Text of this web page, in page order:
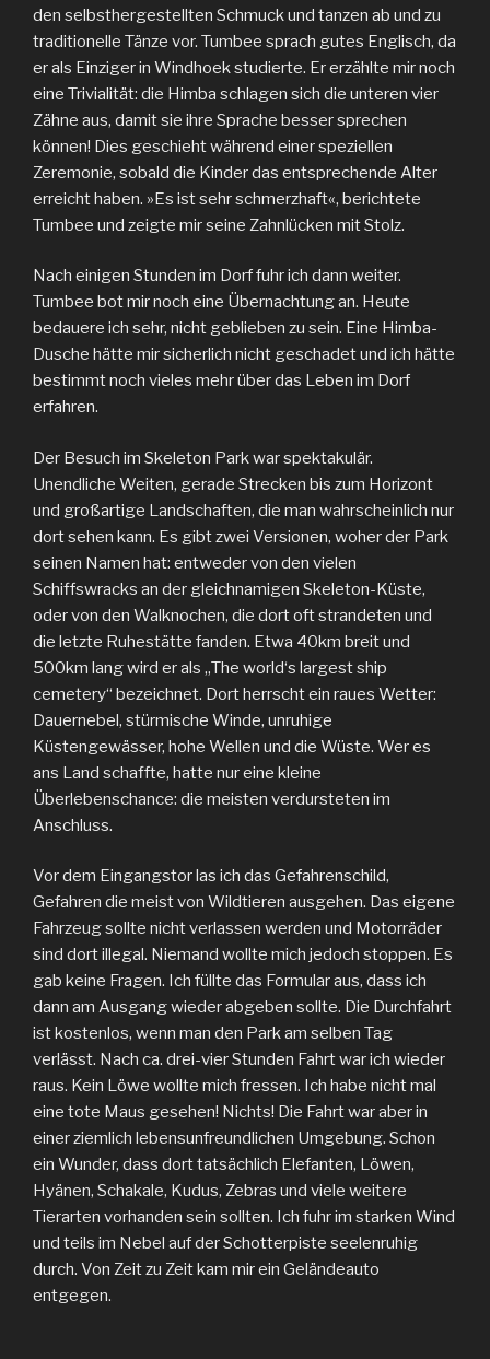
den selbsthergestellten Schmuck und tanzen ab und zu
traditionelle Tänze vor. Tumbee sprach gutes Englisch, da
er als Einziger in Windhoek studierte. Er erzählte mir noch
eine Trivialität: die Himba schlagen sich die unteren vier
Zähne aus, damit sie ihre Sprache besser sprechen
können! Dies geschieht während einer speziellen
Zeremonie, sobald die Kinder das entsprechende Alter
erreicht haben. »Es ist sehr schmerzhaft«, berichtete
Tumbee und zeigte mir seine Zahnlücken mit Stolz.
Nach einigen Stunden im Dorf fuhr ich dann weiter.
Tumbee bot mir noch eine Übernachtung an. Heute
bedauere ich sehr, nicht geblieben zu sein. Eine Himba-
Dusche hätte mir sicherlich nicht geschadet und ich hätte
bestimmt noch vieles mehr über das Leben im Dorf
erfahren.
Der Besuch im Skeleton Park war spektakulär.
Unendliche Weiten, gerade Strecken bis zum Horizont
und großartige Landschaften, die man wahrscheinlich nur
dort sehen kann. Es gibt zwei Versionen, woher der Park
seinen Namen hat: entweder von den vielen
Schiffswracks an der gleichnamigen Skeleton-Küste,
oder von den Walknochen, die dort oft strandeten und
die letzte Ruhestätte fanden. Etwa 40km breit und
500km lang wird er als „The world‘s largest ship
cemetery“ bezeichnet. Dort herrscht ein raues Wetter:
Dauernebel, stürmische Winde, unruhige
Küstengewässer, hohe Wellen und die Wüste. Wer es
ans Land schaffte, hatte nur eine kleine
Überlebenschance: die meisten verdursteten im
Anschluss.
Vor dem Eingangstor las ich das Gefahrenschild,
Gefahren die meist von Wildtieren ausgehen. Das eigene
Fahrzeug sollte nicht verlassen werden und Motorräder
sind dort illegal. Niemand wollte mich jedoch stoppen. Es
gab keine Fragen. Ich füllte das Formular aus, dass ich
dann am Ausgang wieder abgeben sollte. Die Durchfahrt
ist kostenlos, wenn man den Park am selben Tag
verlässt. Nach ca. drei-vier Stunden Fahrt war ich wieder
raus. Kein Löwe wollte mich fressen. Ich habe nicht mal
eine tote Maus gesehen! Nichts! Die Fahrt war aber in
einer ziemlich lebensunfreundlichen Umgebung. Schon
ein Wunder, dass dort tatsächlich Elefanten, Löwen,
Hyänen, Schakale, Kudus, Zebras und viele weitere
Tierarten vorhanden sein sollten. Ich fuhr im starken Wind
und teils im Nebel auf der Schotterpiste seelenruhig
durch. Von Zeit zu Zeit kam mir ein Geländeauto
entgegen.